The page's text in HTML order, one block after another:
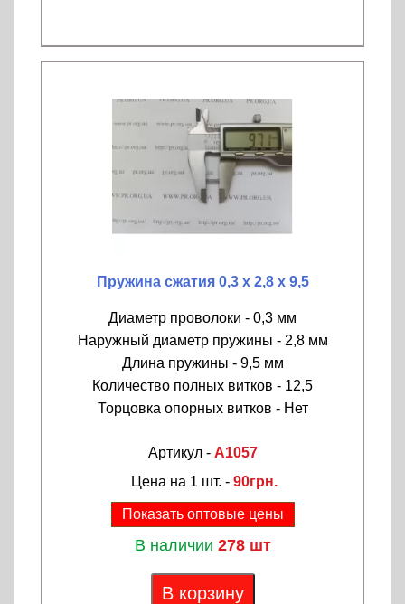
Пружина сжатия 0,3 х 2,8 х 9,5
Диаметр проволоки - 0,3 мм
Наружный диаметр пружины - 2,8 мм
Длина пружины - 9,5 мм
Количество полных витков - 12,5
Торцовка опорных витков - Нет
Артикул - A1057
Цена на 1 шт. - 90грн.
Показать оптовые цены
В наличии 278 шт
В корзину